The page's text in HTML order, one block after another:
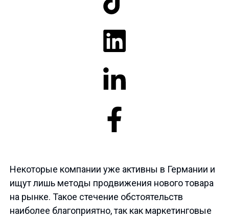
Некоторые компании уже активны в Германии и
ищут лишь методы продвижения нового товара
на рынке. Такое стечение обстоятельств
наиболее благоприятно, так как маркетинговые